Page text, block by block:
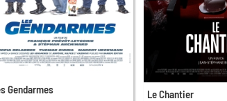
Gendarmes Le Chantier